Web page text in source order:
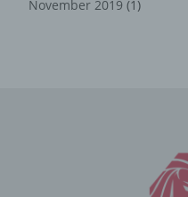
November 2019 (1)
Cookies verwendet,
Besuch der Internetseite